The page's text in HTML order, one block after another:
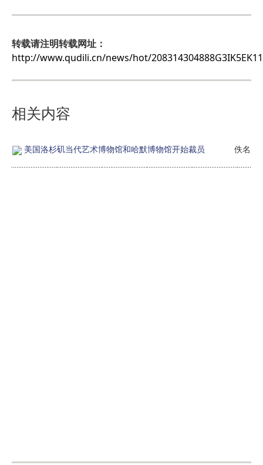
转载请注明转载网址：
http://www.qudili.cn/news/hot/
相关内容
美国洛杉矶当代艺术博物馆和哈默博物馆开始裁员 佚名